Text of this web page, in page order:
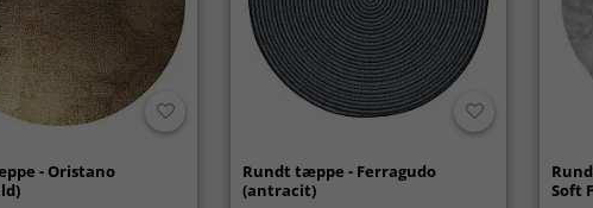
- Oristano
Rundt tæppe - Ferragudo
(antracit)
Soft